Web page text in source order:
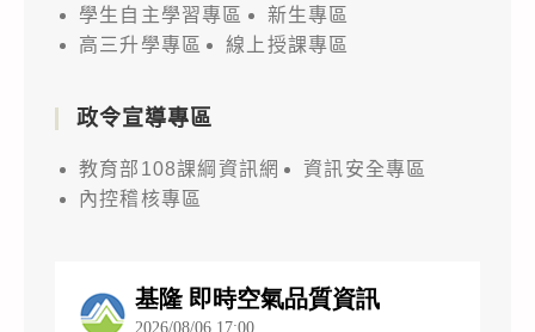
學生自主學習專區
新生專區
高三升學專區
線上授課專區
政令宣導專區
教育部108課綱資訊網
資訊安全專區
內控稽核專區